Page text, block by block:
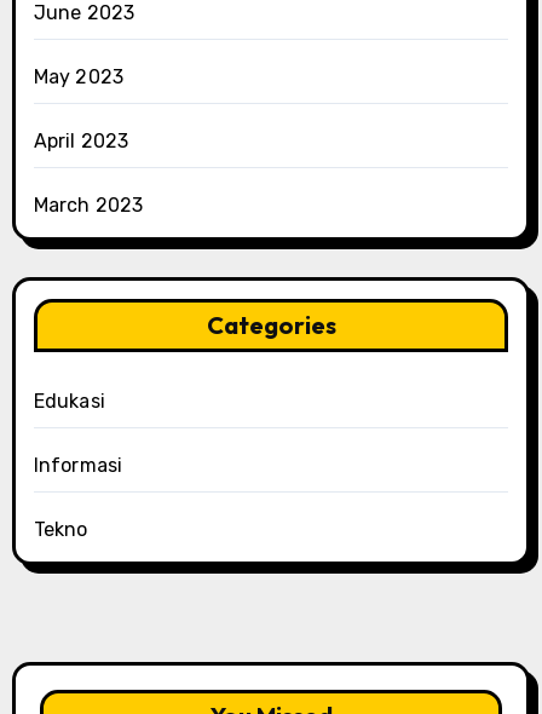
June 2023
May 2023
April 2023
March 2023
Categories
Edukasi
Informasi
Tekno